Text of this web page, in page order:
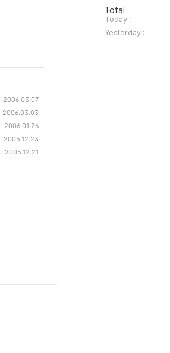
2006.03.07
2006.03.03
2006.01.26
2005.12.23
2005.12.21
방
문
자
수
Total
Today :
Yesterday :